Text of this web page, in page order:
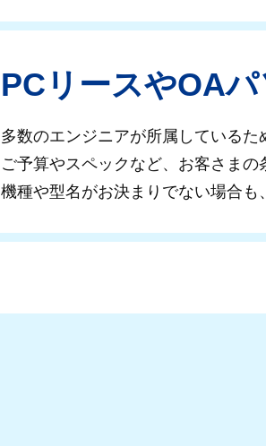
PCリースやOA
多数のエンジニアが所属している
ご予算やスペックなど、お客さま
機種や型名がお決まりでない場合も